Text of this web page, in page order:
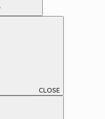
CLOSE